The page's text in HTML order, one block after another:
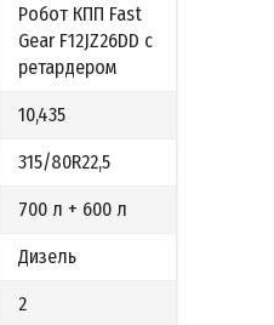
Робот КПП Fast
Gear F12JZ26DD с
ретардером
10,435
315/80R22,5
700 л + 600 л
Дизель
2